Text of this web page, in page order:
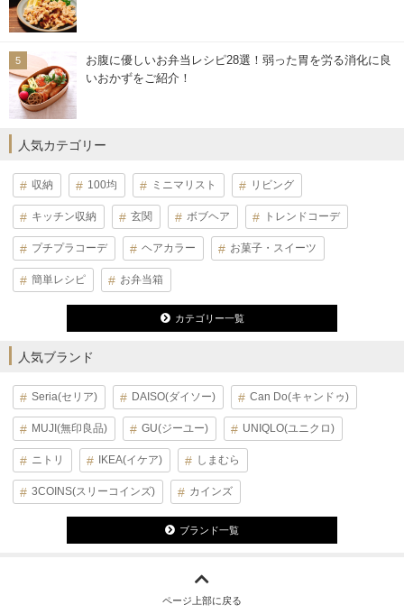
お腹に優しいお弁当レシピ28選！弱った胃を労る消化に良
いおかずをご紹介！
人気カテゴリー
収納 100均 ミニマリスト リビング
キッチン収納 玄関 ボブヘア トレンドコーデ
プチプラコーデ ヘアカラー お菓子・スイーツ
簡単レシピ お弁当箱
カテゴリー一覧
人気ブランド
Seria(セリア) DAISO(ダイソー) Can Do(キャンドゥ)
MUJI(無印良品) GU(ジーユー) UNIQLO(ユニクロ)
ニトリ IKEA(イケア) しまむら
3COINS(スリーコインズ) カインズ
ブランド一覧
ページ上部に戻る